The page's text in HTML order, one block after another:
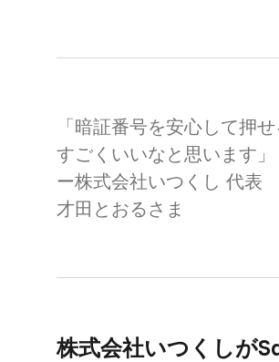
「暗証番号を​安心して​押
すごく​いいなと​思います」
ー株式会社いつくし 代表
才田とおるさま
株式会社いつくしが​